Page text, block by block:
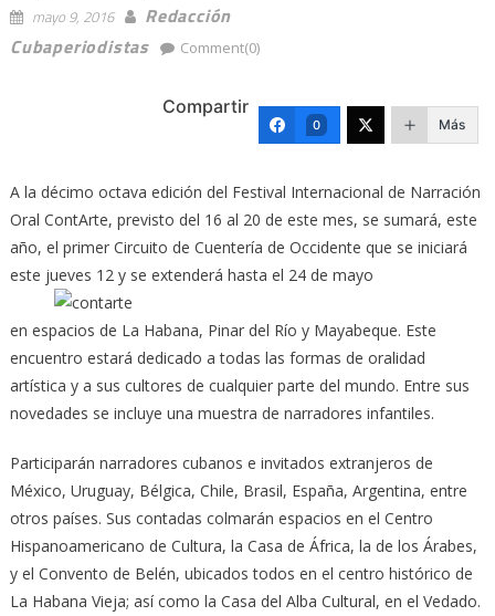
mayo 9, 2016
Redacción
Cubaperiodistas
Comment(0)
Compartir
0 Más
A la décimo octava edición del Festival Internacional de Narración
Oral ContArte, previsto del 16 al 20 de este mes, se sumará, este
año, el primer Circuito de Cuentería de Occidente que se iniciará
este jueves 12 y se extenderá hasta el 24 de mayo
en espacios de La Habana, Pinar del Río y Mayabeque. Este
encuentro estará dedicado a todas las formas de oralidad
artística y a sus cultores de cualquier parte del mundo. Entre sus
novedades se incluye una muestra de narradores infantiles.
Participarán narradores cubanos e invitados extranjeros de
México, Uruguay, Bélgica, Chile, Brasil, España, Argentina, entre
otros países. Sus contadas colmarán espacios en el Centro
Hispanoamericano de Cultura, la Casa de África, la de los Árabes,
y el Convento de Belén, ubicados todos en el centro histórico de
La Habana Vieja; así como la Casa del Alba Cultural, en el Vedado.